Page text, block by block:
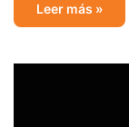
Leer más »